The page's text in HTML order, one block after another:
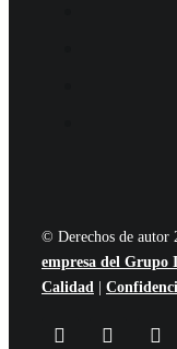
© Derechos de autor
empresa del Grupo
Calidad|